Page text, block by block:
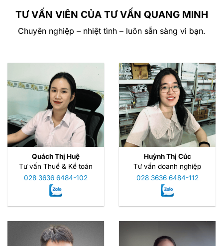
TƯ VẤN VIÊN CỦA TƯ VẤN QUANG MINH
Chuyên nghiệp – nhiệt tình – luôn sẵn sàng vì bạn.
Quách Thị Huệ
Tư vấn Thuế & Kế toán
028 3636 6484-102
Huỳnh Thị Cúc
Tư vấn doanh nghiệp
028 3636 6484-112